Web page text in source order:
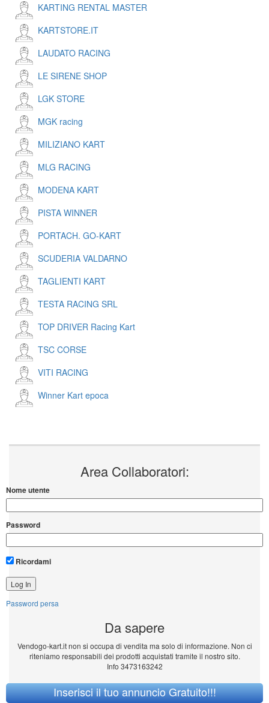
KARTING RENTAL MASTER
KARTSTORE.IT
LAUDATO RACING
LE SIRENE SHOP
LGK STORE
MGK racing
MILIZIANO KART
MLG RACING
MODENA KART
PISTA WINNER
PORTACH. GO-KART
SCUDERIA VALDARNO
TAGLIENTI KART
TESTA RACING SRL
TOP DRIVER Racing Kart
TSC CORSE
VITI RACING
Winner Kart epoca
Area Collaboratori:
Nome utente
Password
Ricordami
Password persa
Da sapere
Vendogo-kart.it non si occupa di vendita ma solo di informazione. Non ci
riteniamo responsabili dei prodotti acquistati tramite il nostro sito.
Info 3473163242
Inserisci il tuo annuncio Gratuito!!!